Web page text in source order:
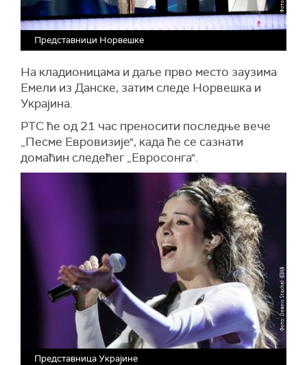
Представници Норвешке
На кладионицама и даље прво место заузима
Емели из Данске, затим следе Норвешка и
Украјина.
РТС ће од 21 час преносити последње вече
„Песме Евровизије", када ће се сазнати
домаћин следећег „Евросонга".
Представница Украјине